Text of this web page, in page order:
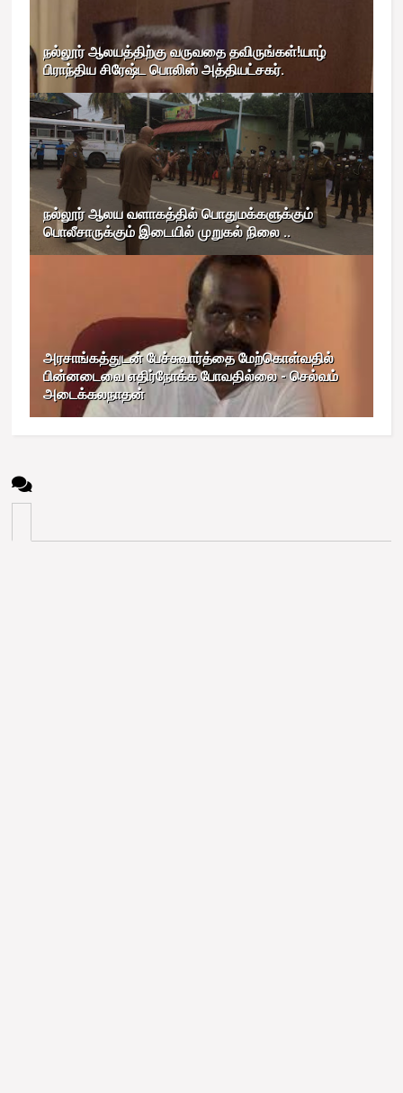
நல்லூர் ஆலயத்திற்கு வருவதை தவிருங்கள்!யாழ்
பிராந்திய சிரேஷ்ட பொலிஸ் அத்தியட்சகர்.
நல்லூர் ஆலய வளாகத்தில் பொதுமக்களுக்கும்
பொலீசாருக்கும் இடையில் முறுகல் நிலை ..
அரசாங்கத்துடன் பேச்சுவார்த்தை மேற்கொள்வதில்
பின்னடைவை எதிர்நோக்க போவதில்லை - செல்வம்
அடைக்கலநாதன்